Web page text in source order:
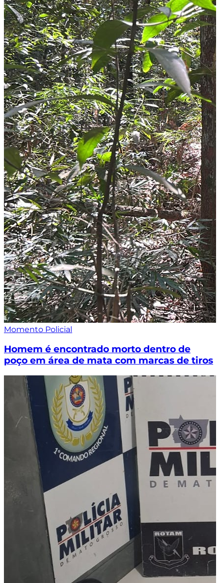
Momento Policial
Homem é encontrado morto dentro de
poço em área de mata com marcas de tiros